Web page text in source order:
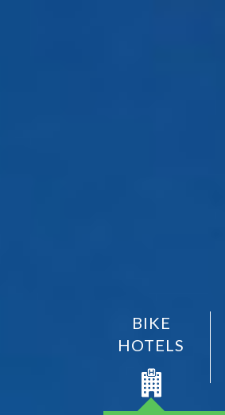
BIKE
HOTELS